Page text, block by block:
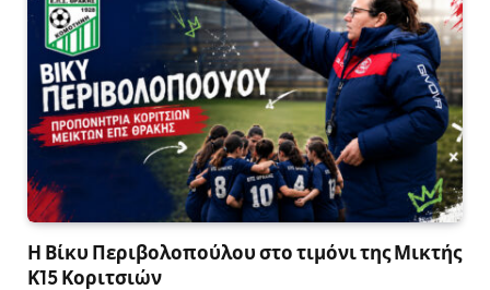
Η Βίκυ Περιβολοπούλου στο τιμόνι της Μικτής
Κ15 Κοριτσιών